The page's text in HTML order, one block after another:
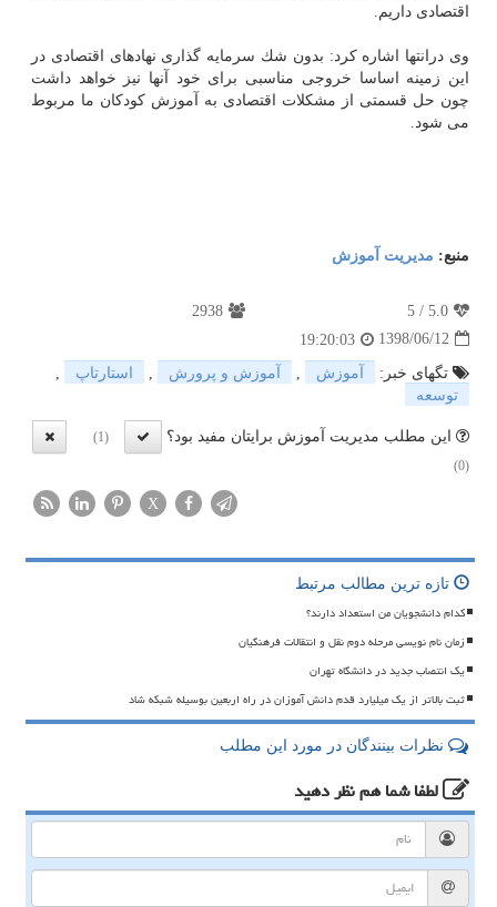
اقتصادی داریم.
وی درانتها اشاره كرد: بدون شك سرمایه گذاری نهادهای اقتصادی در
این زمینه اساسا خروجی مناسبی برای خود آنها نیز خواهد داشت
چون حل قسمتی از مشكلات اقتصادی به آموزش كودكان ما مربوط
می شود.
منبع: مدیریت آموزش
5.0
/
5
2938
1398/06/12
19:20:03
تگهای خبر:
آموزش , آموزش و پرورش , استارتاپ
,
توسعه
این مطلب مدیریت آموزش برایتان مفید بود؟
(1)
(0)
X
تازه ترین مطالب مرتبط
کدام دانشجویان من استعداد دارند؟
زمان نام نویسی مرحله دوم نقل و انتقالات فرهنگیان
یک انتصاب جدید در دانشگاه تهران
ثبت بالاتر از یک میلیارد قدم دانش آموزان در راه اربعین بوسیله شبکه شاد
نظرات بینندگان در مورد این مطلب
لطفا شما همنظر دهید